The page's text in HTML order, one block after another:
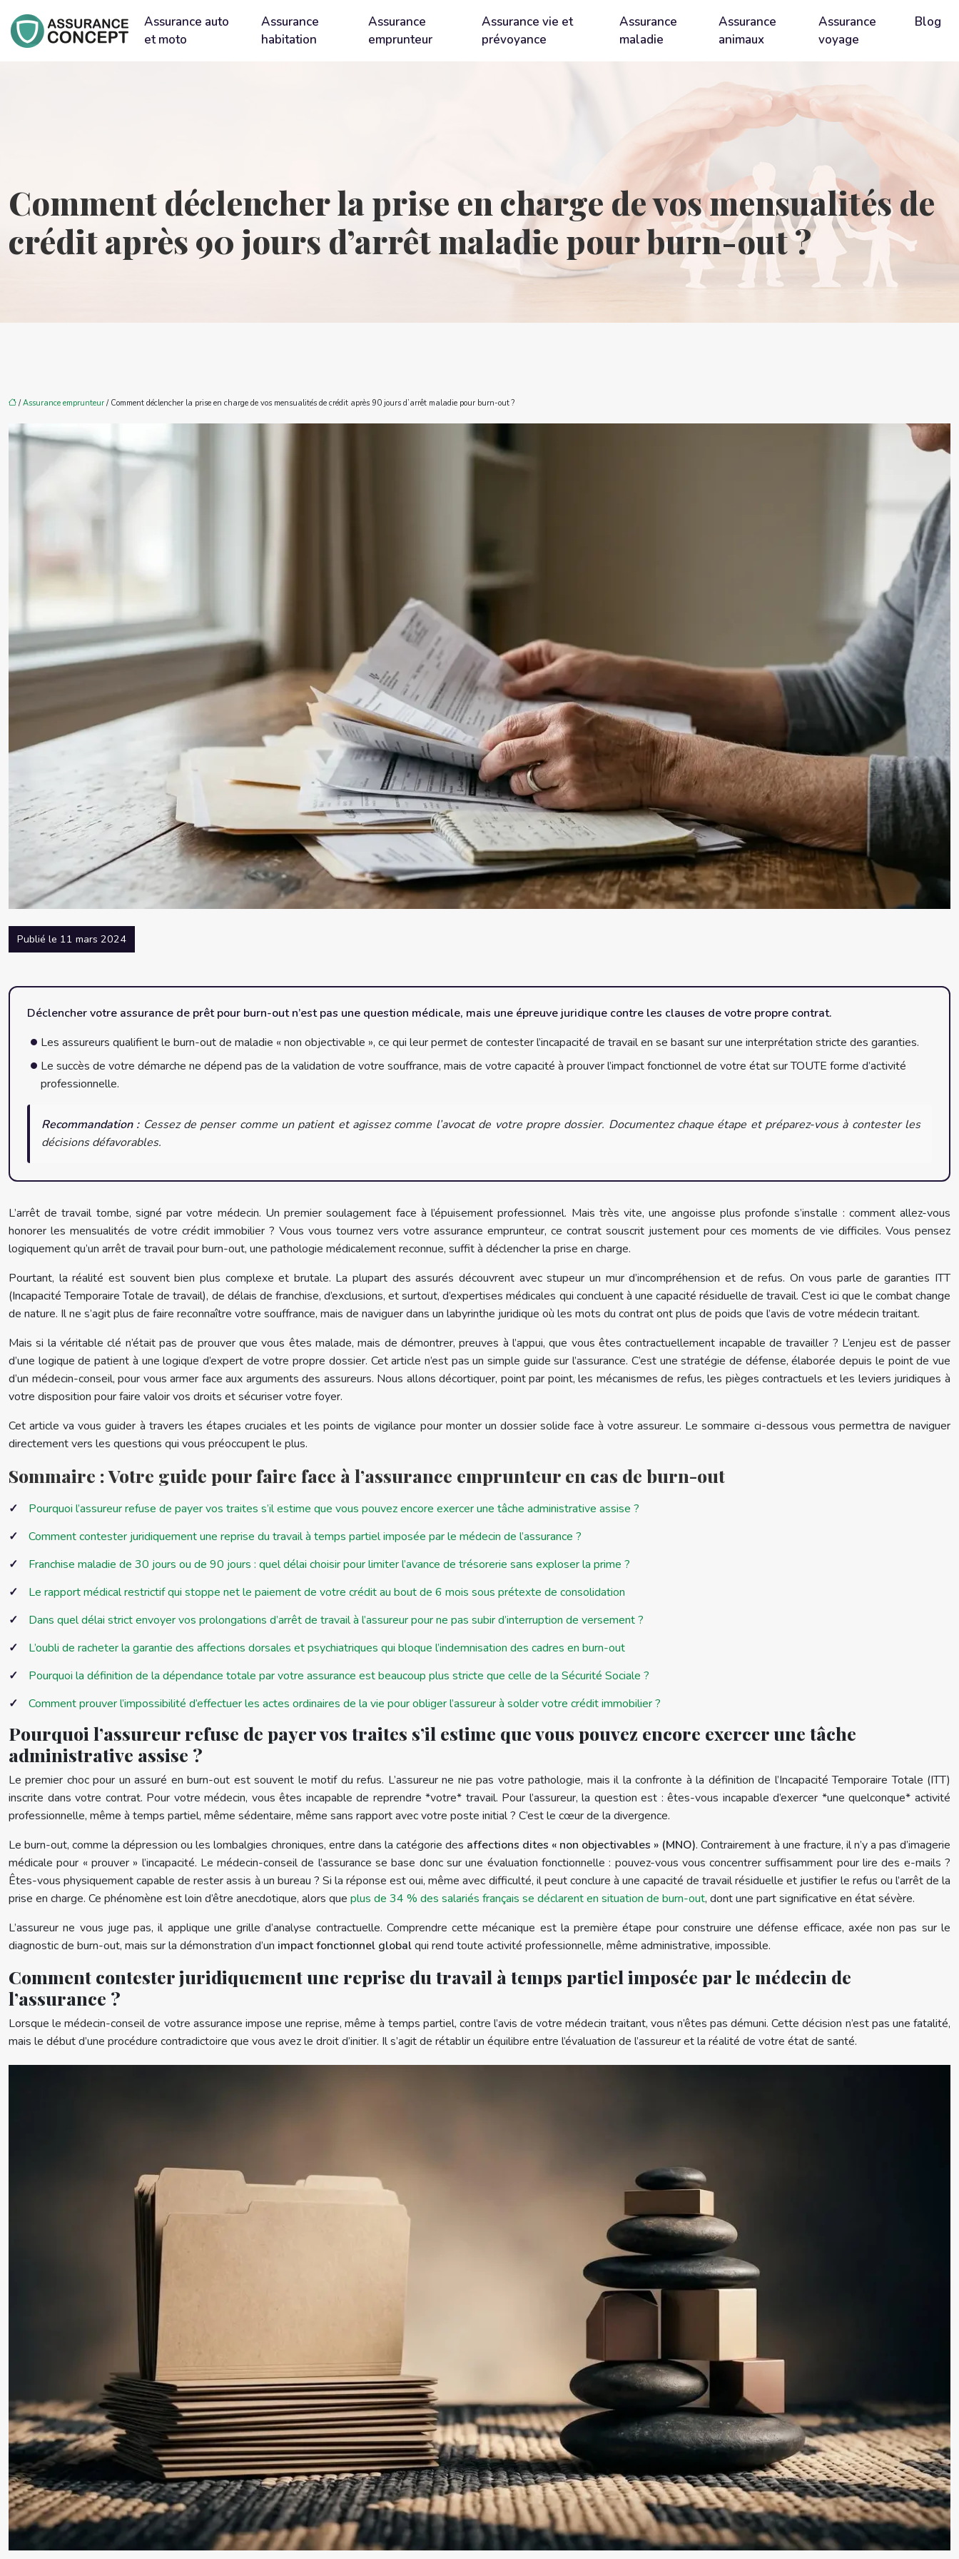
Assurance auto
et moto
Assurance
habitation
Assurance
emprunteur
Assurance vie et
prévoyance
Assurance
maladie
Assurance
animaux
Assurance
voyage
Blog
Comment déclencher la prise en charge de vos mensualités de
crédit après 90 jours d’arrêt maladie pour burn-out ?
/Assurance emprunteur / Comment déclencher la prise en charge de vos mensualités de crédit après 90 jours d’arrêt maladie pour burn-out ?
Publié le 11 mars 2024
Déclencher votre assurance de prêt pour burn-out n’est pas une question médicale, mais une épreuve juridique contre les clauses de votre propre contrat.
Les assureurs qualifient le burn-out de maladie « non objectivable », ce qui leur permet de contester l’incapacité de travail en se basant sur une interprétation stricte des garanties.
Le succès de votre démarche ne dépend pas de la validation de votre souffrance, mais de votre capacité à prouver l’impact fonctionnel de votre état sur TOUTE forme d’activité
professionnelle.
Recommandation :Cessez de penser comme un patient et agissez comme l’avocat de votre propre dossier. Documentez chaque étape et préparez-vous à contester les
décisions défavorables.
L’arrêt de travail tombe, signé par votre médecin. Un premier soulagement face à l’épuisement professionnel. Mais très vite, une angoisse plus profonde s’installe : comment allez-vous
honorer les mensualités de votre crédit immobilier ? Vous vous tournez vers votre assurance emprunteur, ce contrat souscrit justement pour ces moments de vie difficiles. Vous pensez
logiquement qu’un arrêt de travail pour burn-out, une pathologie médicalement reconnue, suffit à déclencher la prise en charge.
Pourtant, la réalité est souvent bien plus complexe et brutale. La plupart des assurés découvrent avec stupeur un mur d’incompréhension et de refus. On vous parle de garanties ITT
(Incapacité Temporaire Totale de travail), de délais de franchise, d’exclusions, et surtout, d’expertises médicales qui concluent à une capacité résiduelle de travail. C’est ici que le combat change
de nature. Il ne s’agit plus de faire reconnaître votre souffrance, mais de naviguer dans un labyrinthe juridique où les mots du contrat ont plus de poids que l’avis de votre médecin traitant.
Mais si la véritable clé n’était pas de prouver que vous êtes malade, mais de démontrer, preuves à l’appui, que vous êtes contractuellement incapable de travailler ? L’enjeu est de passer
d’une logique de patient à une logique d’expert de votre propre dossier. Cet article n’est pas un simple guide sur l’assurance. C’est une stratégie de défense, élaborée depuis le point de vue
d’un médecin-conseil, pour vous armer face aux arguments des assureurs. Nous allons décortiquer, point par point, les mécanismes de refus, les pièges contractuels et les leviers juridiques à
votre disposition pour faire valoir vos droits et sécuriser votre foyer.
Cet article va vous guider à travers les étapes cruciales et les points de vigilance pour monter un dossier solide face à votre assureur. Le sommaire ci-dessous vous permettra de naviguer
directement vers les questions qui vous préoccupent le plus.
Sommaire : Votre guide pour faire face à l’assurance emprunteur en cas de burn-out
Pourquoi l’assureur refuse de payer vos traites s’il estime que vous pouvez encore exercer une tâche administrative assise ?
Comment contester juridiquement une reprise du travail à temps partiel imposée par le médecin de l’assurance ?
Franchise maladie de 30 jours ou de 90 jours : quel délai choisir pour limiter l’avance de trésorerie sans exploser la prime ?
Le rapport médical restrictif qui stoppe net le paiement de votre crédit au bout de 6 mois sous prétexte de consolidation
Dans quel délai strict envoyer vos prolongations d’arrêt de travail à l’assureur pour ne pas subir d’interruption de versement ?
L’oubli de racheter la garantie des affections dorsales et psychiatriques qui bloque l’indemnisation des cadres en burn-out
Pourquoi la définition de la dépendance totale par votre assurance est beaucoup plus stricte que celle de la Sécurité Sociale ?
Comment prouver l’impossibilité d’effectuer les actes ordinaires de la vie pour obliger l’assureur à solder votre crédit immobilier ?
Pourquoi l’assureur refuse de payer vos traites s’il estime que vous pouvez encore exercer une tâche
administrative assise ?
Le premier choc pour un assuré en burn-out est souvent le motif du refus. L’assureur ne nie pas votre pathologie, mais il la confronte à la définition de l’Incapacité Temporaire Totale (ITT)
inscrite dans votre contrat. Pour votre médecin, vous êtes incapable de reprendre *votre* travail. Pour l’assureur, la question est : êtes-vous incapable d’exercer *une quelconque* activité
professionnelle, même à temps partiel, même sédentaire, même sans rapport avec votre poste initial ? C’est le cœur de la divergence.
Le burn-out, comme la dépression ou les lombalgies chroniques, entre dans la catégorie des affections dites « non objectivables » (MNO). Contrairement à une fracture, il n’y a pas d’imagerie
médicale pour « prouver » l’incapacité. Le médecin-conseil de l’assurance se base donc sur une évaluation fonctionnelle : pouvez-vous vous concentrer suffisamment pour lire des e-mails ?
Êtes-vous physiquement capable de rester assis à un bureau ? Si la réponse est oui, même avec difficulté, il peut conclure à une capacité de travail résiduelle et justifier le refus ou l’arrêt de la
prise en charge. Ce phénomène est loin d’être anecdotique, alors que plus de 34 % des salariés français se déclarent en situation de burn-out, dont une part significative en état sévère.
L’assureur ne vous juge pas, il applique une grille d’analyse contractuelle. Comprendre cette mécanique est la première étape pour construire une défense efficace, axée non pas sur le
diagnostic de burn-out, mais sur la démonstration d’un impact fonctionnel globalqui rend toute activité professionnelle, même administrative, impossible.
Comment contester juridiquement une reprise du travail à temps partiel imposée par le médecin de
l’assurance ?
Lorsque le médecin-conseil de votre assurance impose une reprise, même à temps partiel, contre l’avis de votre médecin traitant, vous n’êtes pas démuni. Cette décision n’est pas une fatalité,
mais le début d’une procédure contradictoire que vous avez le droit d’initier. Il s’agit de rétablir un équilibre entre l’évaluation de l’assureur et la réalité de votre état de santé.